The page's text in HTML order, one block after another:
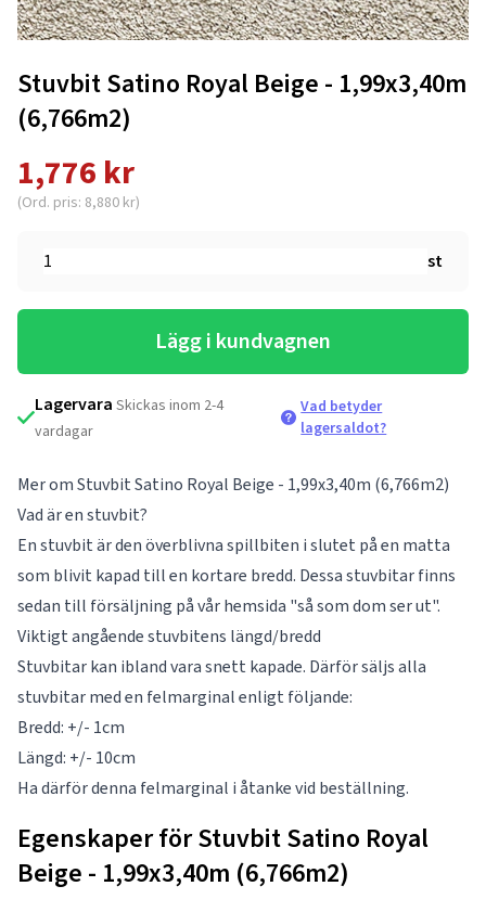
Stuvbit Satino Royal Beige - 1,99x3,40m
(6,766m2)
1,776 kr
(Ord. pris: 8,880 kr)
st
Lägg i kundvagnen
Lagervara Skickas inom 2-4
vardagar
Vad betyder
lagersaldot?
Mer om Stuvbit Satino Royal Beige - 1,99x3,40m (6,766m2)
Vad är en stuvbit?
En stuvbit är den överblivna spillbiten i slutet på en matta
som blivit kapad till en kortare bredd. Dessa stuvbitar finns
sedan till försäljning på vår hemsida "så som dom ser ut".
Viktigt angående stuvbitens längd/bredd
Stuvbitar kan ibland vara snett kapade. Därför säljs alla
stuvbitar med en felmarginal enligt följande:
Bredd: +/- 1cm
Längd: +/- 10cm
Ha därför denna felmarginal i åtanke vid beställning.
Egenskaper för Stuvbit Satino Royal
Beige - 1,99x3,40m (6,766m2)